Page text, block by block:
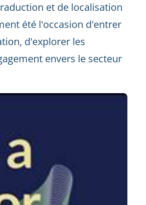
et de localisation
été l'occasion d'entrer
d'explorer les
envers le secteur